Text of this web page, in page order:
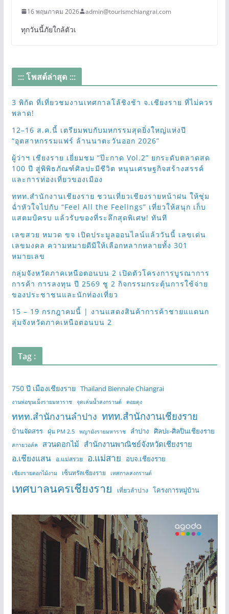
16 พฤษภาคม 2026 admin@tourismchiangrai.com
ทุกวันนี้ภัยใกล้ตัวเ
::: โพสต์ล่าสุด :::
3 พิกัด ที่เที่ยวชมงานเทศกาลโล้ชิงช้า จ.เชียงราย ที่ไม่ควร
พลาด!
12–16 ส.ค.นี้ เตรียมพบกับมหกรรมสุดยิ่งใหญ่แห่งปี
“อุตสาหกรรมแฟร์ ล้านนาตะวันออก 2026”
ผู้ว่าฯ เชียงราย เยี่ยมชม “ป๊ะกาด Vol.2” ยกระดับตลาดสด
100 ปี สู่พิพิธภัณฑ์ศิลปะมีชีวิต หนุนเศรษฐกิจสร้างสรรค์
และการท่องเที่ยวของเมือง
ททท.สำนักงานเชียงราย ชวนเที่ยวเชียงรายหน้าฝน ให้ชุ่ม
ฉ่ำหัวใจไปกับ “Feel All the Feelings” เที่ยวให้สนุก เก็บ
แสตมป์ครบ แล้วรับของที่ระลึกสุดพิเศษ! ทันที
เลขสวย หมวด ขจ เปิดประมูลออนไลน์แล้ววันนี้ เลขเด่น
เลขมงคล ความหมายดีมีให้เลือกหลากหลายทั้ง 301
หมายเลข
กลุ่มจังหวัดภาคเหนือตอนบน 2 เปิดตัวโครงการบูรณาการ
การค้า การลงทุน ปี 2569 ชู 2 กิจกรรมกระตุ้นการใช้จ่าย
ของประชาชนและนักท่องเที่ยว
15 – 19 กรกฎาคมนี้ | งานแสดงสินค้าการค้าชายแแดนก
ลุ่มจังหวัดภาคเหนือตอนบน 2
Tag :
750 ปี เมืองเชียงราย Thailand Biennale Chiangrai
งานพ่อขุนเม็งรายมหาราช จุดเล่นน้ำสงกรานต์ ดอยตุง
ททท.สำนักงานลำปาง ททท.สำนักงานเชียงราย
บ้านจัดสรร ฝุ่น PM 2.5 พญามังรายมหาราช ลำปาง ศิลปะ-ศิลปินเชียงราย
สกายวอล์ค สวนดอกไม้ สำนักงานพาณิชย์จังหวัดเชียงราย
อ.เชียงแสน อ.แม่สรวย อ.แม่สาย อบจ.เชียงราย
เชียงรายดอกไม้งาม เซ็นทรัลเชียงราย เทศกาลสงกรานต์
เทศบาลนครเชียงราย เที่ยวลำปาง โครงการหมู่บ้าน